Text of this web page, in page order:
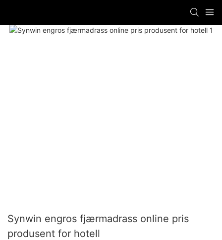
Synwin engros fjærmadrass online pris
produsent for hotell